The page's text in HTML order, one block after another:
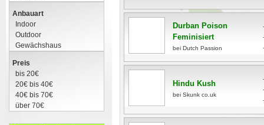
Anbauart
Indoor
Outdoor
Gewächshaus
Preis
bis 20€
20€ bis 40€
40€ bis 70€
über 70€
Durban Poison
Feminisiert
bei Dutch Passion
Hindu Kush
bei Skunk co.uk